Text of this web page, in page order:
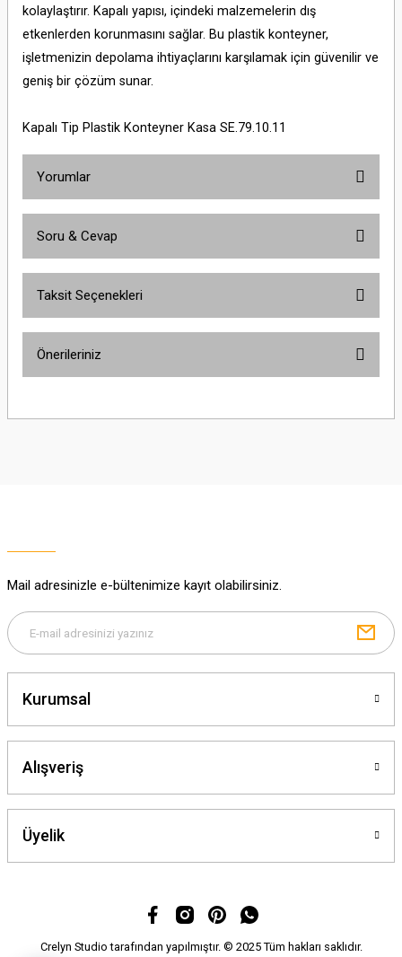
kolaylaştırır. Kapalı yapısı, içindeki malzemelerin dış
etkenlerden korunmasını sağlar. Bu plastik konteyner,
işletmenizin depolama ihtiyaçlarını karşılamak için güvenilir ve
geniş bir çözüm sunar.
Kapalı Tip Plastik Konteyner Kasa SE.79.10.11
Yorumlar
Soru & Cevap
Taksit Seçenekleri
Önerileriniz
yetersiz gördüğünüz noktaları öneri formunu kullanarak tarafımıza
Bu ürüne benzer farklı alternatifler olmalı.
Mail adresinizle e-bültenimize kayıt olabilirsiniz.
Kurumsal
Alışveriş
Üyelik
Crelyn Studio tarafından yapılmıştır. © 2025 Tüm hakları saklıdır.